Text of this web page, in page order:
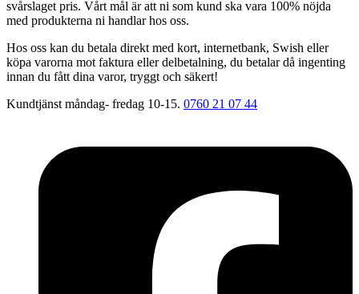
svårslaget pris. Vårt mål är att ni som kund ska vara 100% nöjda
med produkterna ni handlar hos oss.
Hos oss kan du betala direkt med kort, internetbank, Swish eller
köpa varorna mot faktura eller delbetalning, du betalar då ingenting
innan du fått dina varor, tryggt och säkert!
Kundtjänst måndag- fredag 10-15. 0760 21 07 44